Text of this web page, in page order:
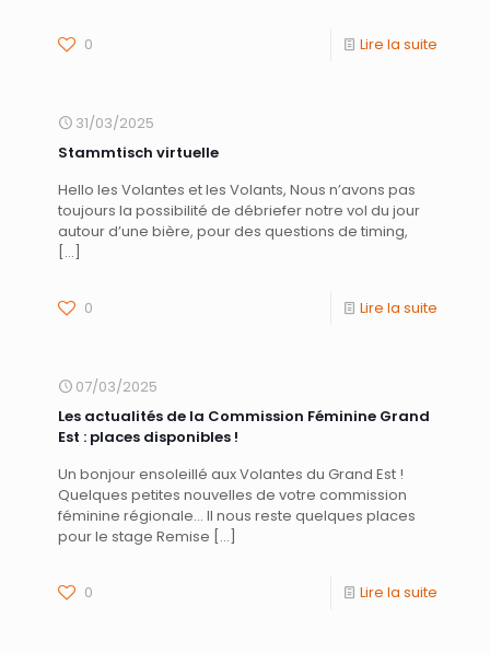
0 Lire la suite
31/03/2025
Stammtisch virtuelle
Hello les Volantes et les Volants, Nous n’avons pas
toujours la possibilité de débriefer notre vol du jour
autour d’une bière, pour des questions de timing,
[…]
0 Lire la suite
07/03/2025
Les actualités de la Commission Féminine Grand
Est : places disponibles !
Un bonjour ensoleillé aux Volantes du Grand Est !
Quelques petites nouvelles de votre commission
féminine régionale… Il nous reste quelques places
pour le stage Remise […]
0 Lire la suite